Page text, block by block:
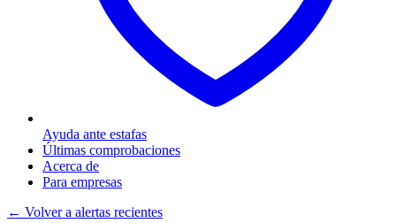
Ayuda ante estafas
Últimas comprobaciones
Acerca de
Para empresas
← Volver a alertas recientes